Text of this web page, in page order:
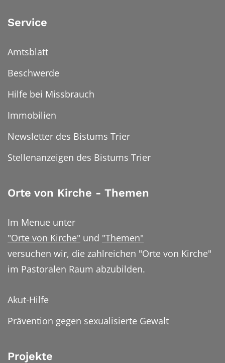
Service
Amtsblatt
Beschwerde
Hilfe bei Missbrauch
Immobilien
Newsletter des Bistums Trier
Stellenanzeigen des Bistums Trier
Orte von Kirche - Themen
Im Menue unter
"Orte von Kirche" und "Themen"
versuchen wir, die zahlreichen "Orte von Kirche"
im Pastoralen Raum abzubilden.
Akut-Hilfe
Prävention gegen sexualisierte Gewalt
Projekte